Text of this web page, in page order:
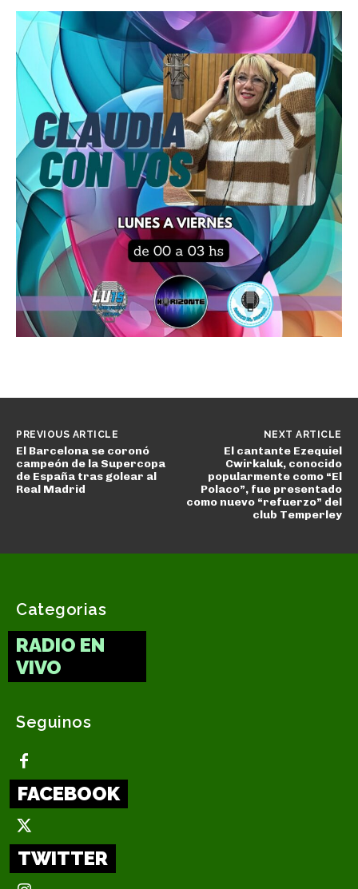
PREVIOUS ARTICLE
El Barcelona se coronó
campeón de la Supercopa
de España tras golear al
Real Madrid
NEXT ARTICLE
El cantante Ezequiel
Cwirkaluk, conocido
popularmente como “El
Polaco”, fue presentado
como nuevo “refuerzo” del
club Temperley
Categorias
RADIO EN
VIVO
Seguinos
FACEBOOK
TWITTER